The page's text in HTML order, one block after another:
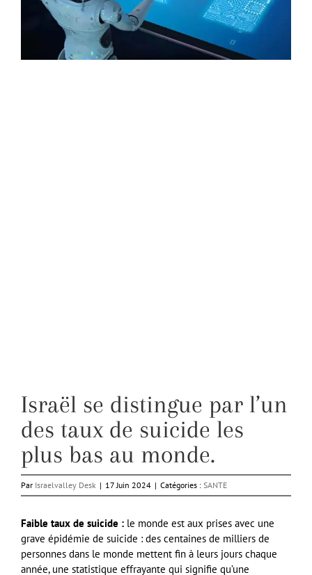
Israël se distingue par l’un
des taux de suicide les
plus bas au monde.
Par Israelvalley Desk | 17 Juin 2024 | Catégories : SANTE
Faible taux de suicide : le monde est aux prises avec une
grave épidémie de suicide : des centaines de milliers de
personnes dans le monde mettent fin à leurs jours chaque
année, une statistique effrayante qui signifie qu’une